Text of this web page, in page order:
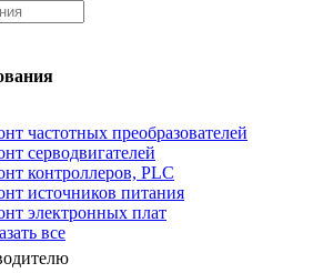
частотных преобразователей
серводвигателей
контроллеров, PLC
источников питания
электронных плат
все